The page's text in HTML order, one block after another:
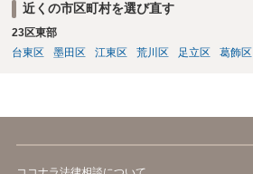
近くの市区町村を選び直す
23区東部
台東区
墨田区 江東区 荒川区 足立区 葛飾区